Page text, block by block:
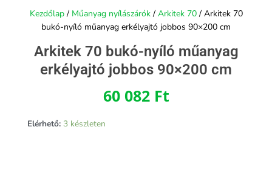
Kezdőlap/ Műanyag nyílászárók/ Arkitek 70/ Arkitek 70
bukó-nyíló műanyag erkélyajtó jobbos 90×200 cm
Arkitek 70 bukó-nyíló műanyag
erkélyajtó jobbos 90×200 cm
60 082 Ft
Elérhető: 3 készleten